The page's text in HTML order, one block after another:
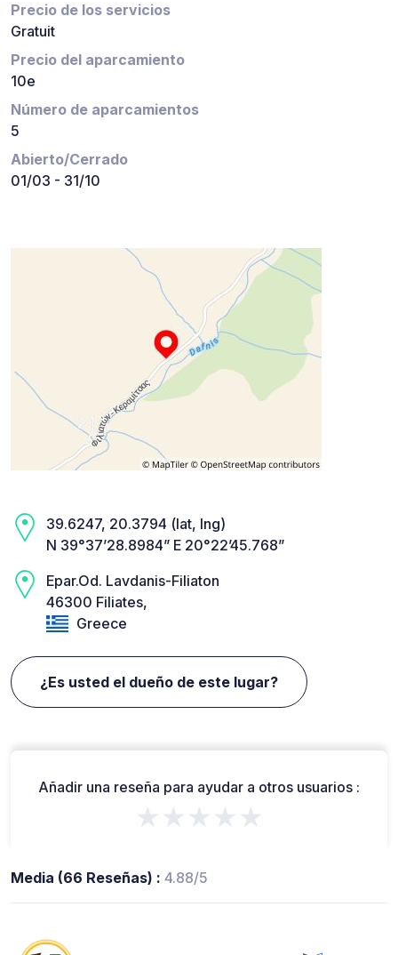
Precio de los servicios
Gratuit
Precio del aparcamiento
10e
Número de aparcamientos
5
Abierto/Cerrado
01/03 - 31/10
39.6247, 20.3794 (lat, lng)
N 39°37’28.8984” E 20°22’45.768”
Epar.Od. Lavdanis-Filiaton
46300 Filiates,
Greece
¿Es usted el dueño de este lugar?
Añadir una reseña para ayudar a otros usuarios :
★★★★★
Media (66 Reseñas) : 4.88/5